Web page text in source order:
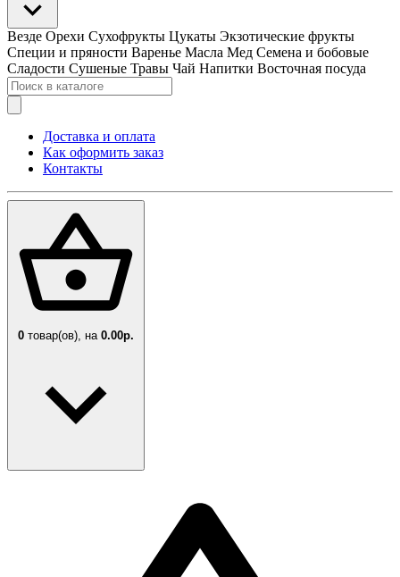
Везде Орехи Сухофрукты Цукаты Экзотические фрукты
Специи и пряности Варенье Масла Мед Семена и бобовые
Сладости Сушеные Травы Чай Напитки Восточная посуда
Доставка и оплата
Как оформить заказ
Контакты
0 товар(ов), на 0.00р.